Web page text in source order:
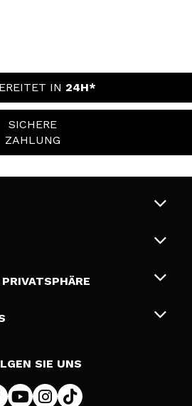
IN 24H*
SICHERE
ZAHLUNG
Datenschutz
SIE UNS